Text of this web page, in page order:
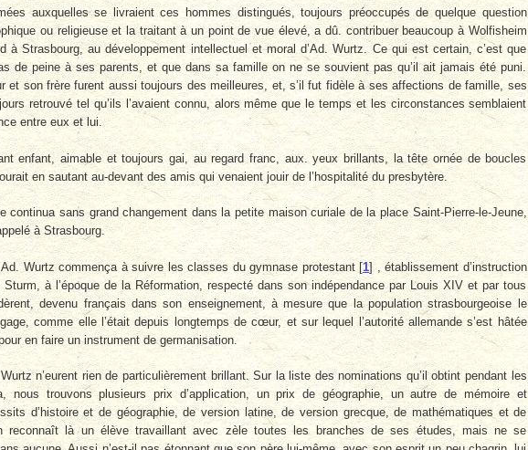
auxquelles se livraient ces hommes distingués, toujours préoccupés de quelque question
ou religieuse et la traitant à un point de vue élevé, a dû. contribuer beaucoup à Wolfisheim
à Strasbourg, au développement intellectuel et moral d’Ad. Wurtz. Ce qui est certain, c’est que
de peine à ses parents, et que dans sa famille on ne se souvient pas qu’il ait jamais été puni.
son frère furent aussi toujours des meilleures, et, s’il fut fidèle à ses affections de famille, ses
retrouvé tel qu’ils l’avaient connu, alors même que le temps et les circonstances semblaient
entre eux et lui.
enfant, aimable et toujours gai, au regard franc, aux. yeux brillants, la tête ornée de boucles
en sautant au-devant des amis qui venaient jouir de l’hospitalité du presbytère.
continua sans grand changement dans la petite maison curiale de la place Saint-Pierre-le-Jeune,
à Strasbourg.
Wurtz commença à suivre les classes du gymnase protestant[1], établissement d’instruction
à l’époque de la Réformation, respecté dans son indépendance par Louis XIV et par tous
devenu français dans son enseignement, à mesure que la population strasbourgeoise le
comme elle l’était depuis longtemps de cœur, et sur lequel l’autorité allemande s’est hâtée
en faire un instrument de germanisation.
n’eurent rien de particulièrement brillant. Sur la liste des nominations qu’il obtint pendant les
nous trouvons plusieurs prix d’application, un prix de géographie, un autre de mémoire et
d’histoire et de géographie, de version latine, de version grecque, de mathématiques et de
reconnaît là un élève travaillant avec zèle toutes les branches de ses études, mais ne se